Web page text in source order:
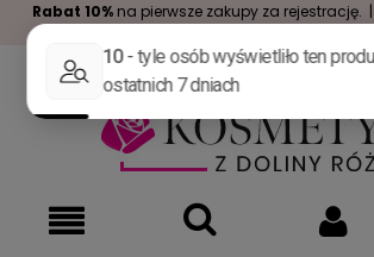
Rabat 10%na pierwsze zakupy za rejestrację. |